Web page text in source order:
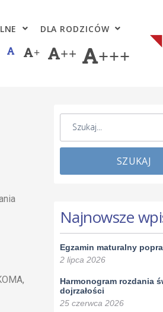
DLA RODZICÓW
+ ++ +++
SZUKAJ
Najnowsze
Egzamin maturalny
2 lipca 2026
Harmonogram rozdania
dojrzałości
25 czerwca 2026